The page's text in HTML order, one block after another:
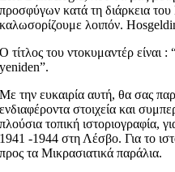
προσφύγων κατά τη διάρκεια
καλωσορίζουμε λοιπόν.
Ο τίτλος του ντοκυμαντέρ
yeniden”.
Με την ευκαιρία αυτή, θα σας
ενδιαφέροντα στοιχεία και
πλούσια τοπική ιστοριογραφία,
1941 -1944 στη Λέσβο. Για το
προς τα Μικρασιατικά παράλια.